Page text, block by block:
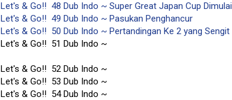
Let's & Go!! 48 Dub Indo ~ Super Great Japan Cup Dimulai
Let's & Go!! 49 Dub Indo ~ Pasukan Penghancur
Let's & Go!! 50 Dub Indo ~ Pertandingan Ke 2 yang Sengit
Let's & Go!! 51 Dub Indo ~
Let's & Go!! 52 Dub Indo ~
Let's & Go!! 53 Dub Indo ~
Let's & Go!! 54 Dub Indo ~